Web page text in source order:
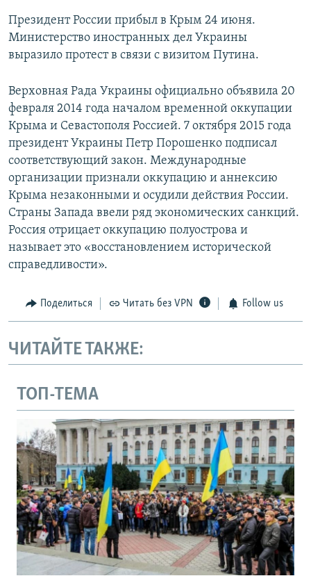
Президент России прибыл в Крым 24 июня.
Министерство иностранных дел Украины
выразило протест в связи с визитом Путина.
Верховная Рада Украины официально объявила 20
февраля 2014 года началом временной оккупации
Крыма и Севастополя Россией. 7 октября 2015 года
президент Украины Петр Порошенко подписал
соответствующий закон. Международные
организации признали оккупацию и аннексию
Крыма незаконными и осудили действия России.
Страны Запада ввели ряд экономических санкций.
Россия отрицает оккупацию полуострова и
называет это «восстановлением исторической
справедливости».
Поделиться Читать без VPN Follow us
ЧИТАЙТЕ ТАКЖЕ:
ТОП-ТЕМА